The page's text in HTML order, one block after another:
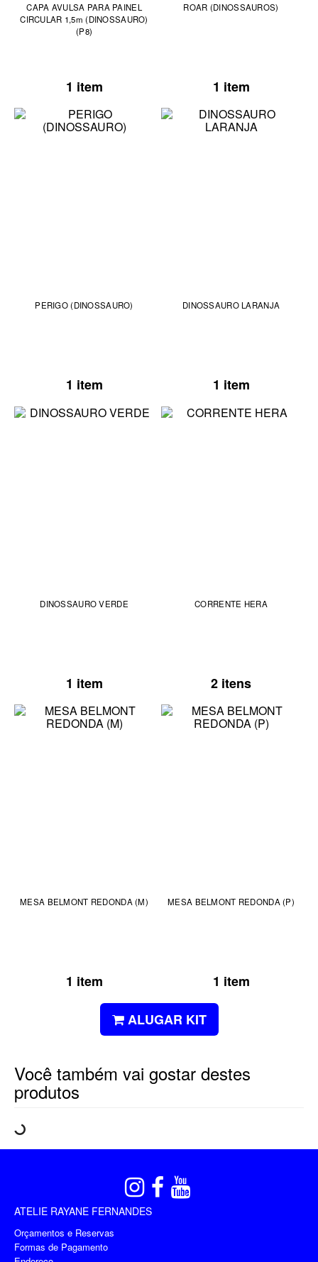
CAPA AVULSA PARA PAINEL
CIRCULAR 1,5m (DINOSSAURO)
(P8)
1 item
ROAR (DINOSSAUROS)
1 item
PERIGO (DINOSSAURO)
1 item
DINOSSAURO LARANJA
1 item
DINOSSAURO VERDE
1 item
CORRENTE HERA
2 itens
MESA BELMONT REDONDA (M)
1 item
MESA BELMONT REDONDA (P)
1 item
ALUGAR KIT
Você também vai gostar destes
produtos
ATELIE RAYANE FERNANDES
Orçamentos e Reservas
Formas de Pagamento